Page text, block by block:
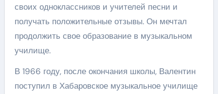
своих одноклассников и учителей песни и
получать положительные отзывы. Он мечтал
продолжить свое образование в музыкальном
училище.
В 1966 году, после окончания школы, Валентин
поступил в Хабаровское музыкальное училище